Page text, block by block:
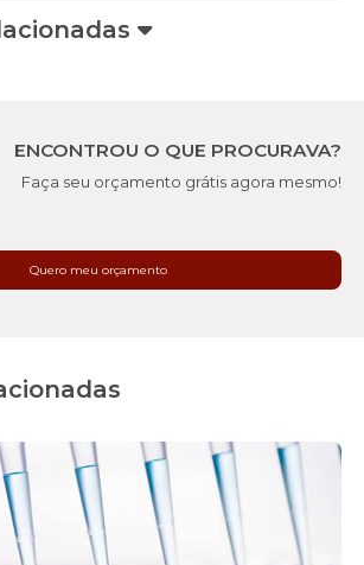
ENCONTROU O QUE PROCURAVA?
Faça seu orçamento grátis agora mesmo!
Quero meu orçamento